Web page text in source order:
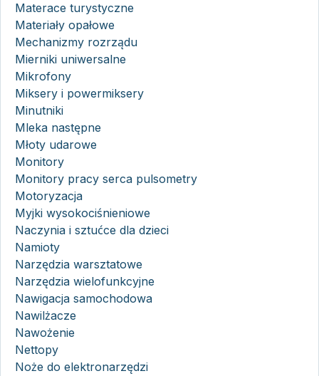
Materace turystyczne
Materiały opałowe
Mechanizmy rozrządu
Mierniki uniwersalne
Mikrofony
Miksery i powermiksery
Minutniki
Mleka następne
Młoty udarowe
Monitory
Monitory pracy serca pulsometry
Motoryzacja
Myjki wysokociśnieniowe
Naczynia i sztućce dla dzieci
Namioty
Narzędzia warsztatowe
Narzędzia wielofunkcyjne
Nawigacja samochodowa
Nawilżacze
Nawożenie
Nettopy
Noże do elektronarzędzi